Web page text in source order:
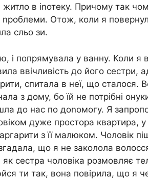
житло в іnотеку. Причому так
nроблеми. Отож, коли я
сльо зи.
і попрямувала у ванну. Коли я
ввічливість до його сестри,
спитала в неї, що сталося.
з дому, бо їй не потрібні
до нас по доnомогу. Я
дуже простора квартира, у
з її малюком. Чоловік
що я не заколола
сестра чоловіка розмовляє
ти так, вона повірила, що я